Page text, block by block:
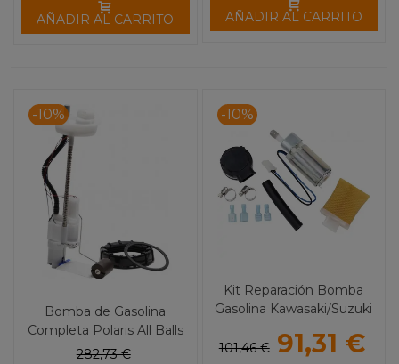
AÑADIR AL CARRITO AÑADIR AL CARRITO
-10%
Bomba de Gasolina
Completa Polaris All Balls
282,73 €
-10%
Kit Reparación Bomba
Gasolina Kawasaki/Suzuki
101,46 € 91,31 €